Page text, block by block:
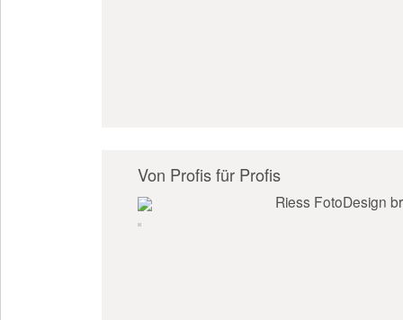
Von Profis für Profis
Riess FotoDesign